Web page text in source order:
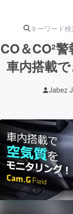
ターン
アート
テクノ
映像
CO＆CO²
車内搭載
Jabez